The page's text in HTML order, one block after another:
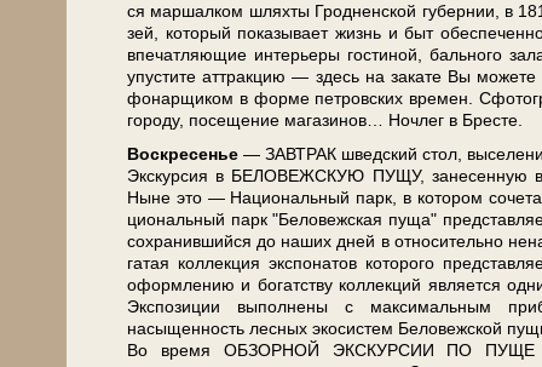
ся маршалком шлях­ты Гродненской губернии, в
зей, ко­то­рый показывает жизнь и быт
впе­чат­ля­ю­щие ин­те­рье­ры гостиной, бального
упустите аттракцию — здесь на за­ка­те Вы
фо­нар­щи­ком в фор­ме пет­ров­ских вре­мен.
го­ро­ду, посещение ма­га­зи­нов… Ноч­лег в Бре­сте.
Вос­кре­се­нье — ЗАВ­ТРАК швед­ский стол,
Экс­кур­сия в БЕЛОВЕЖСКУЮ ПУЩУ, за­не­сен­ную в
Ныне это — На­ци­о­наль­ный парк, в ко­то­ром
ци­о­наль­ный парк "Бе­ло­веж­ская пу­ща"
со­хра­нив­ший­ся до на­ших дней в от­но­си­тель­но
га­тая кол­лек­ция экс­по­на­тов ко­то­ро­го
оформлению и богатству кол­лек­ций яв­ля­ет­ся
Экспозиции выполнены с максимальным
насыщенность лесных экосистем Бе­ло­веж­ской
Во вре­мя ОБЗОРНОЙ ЭКСКУРСИИ ПО ПУЩЕ Вы